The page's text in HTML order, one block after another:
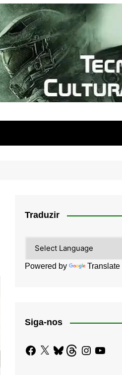
Traduzir
Powered by Translate
Siga-nos
Facebook
X BlueskyThreadsInstagram
YouTube